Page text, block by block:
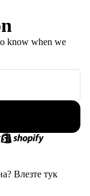
know when we
Влезте тук